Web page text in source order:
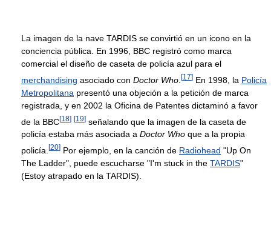
La imagen de la nave TARDIS se convirtió en un icono en la
conciencia pública. En 1996, BBC registró como marca
comercial el diseño de caseta de policía azul para el
merchandising asociado con Doctor Who [17] En 1998, la Policía
Metropolitana presentó una objeción a la petición de marca
registrada, y en 2002 la Oficina de Patentes dictaminó a favor
de la BBC[18] [19] señalando que la imagen de la caseta de
policía estaba más asociada a Doctor Who que a la propia
policía. [20] Por ejemplo, en la canción de Radiohead "Up On
The Ladder", puede escucharse "I'm stuck in the TARDIS"
(Estoy atrapado en la TARDIS).